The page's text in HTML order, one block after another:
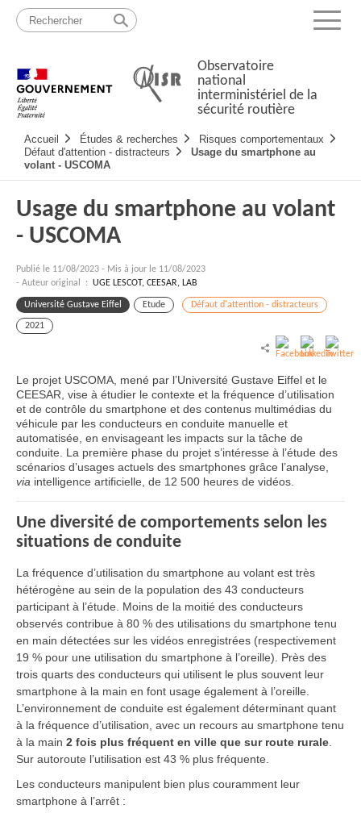
Passer
contenu
Menu
Observatoire
national
interministériel de la
sécurité routière
principale
Accueil Études & recherches
Risques comportementaux
Défaut d'attention - distracteurs
Usage du smartphone au
volant - USCOMA
Usage du smartphone au volant
- USCOMA
Publié le 11/08/2023 - Mis à jour le 11/08/2023
- Auteur original : UGE LESCOT, CEESAR, LAB
Université Gustave Eiffel Etude Défaut d'attention - distracteurs
2021
Le projet USCOMA, mené par l’Université Gustave Eiffel et le
CEESAR, vise à étudier le contexte et la fréquence d’utilisation
et de contrôle du smartphone et des contenus multimédias du
véhicule par les conducteurs en conduite manuelle et
automatisée, en envisageant les impacts sur la tâche de
conduite. La première phase du projet s’intéresse à l’étude des
scénarios d’usages actuels des smartphones grâce l’analyse,
via intelligence artificielle, de 12 500 heures de vidéos.
Une diversité de comportements selon les
situations de conduite
La fréquence d’utilisation du smartphone au volant est très
hétérogène au sein de la population des 43 conducteurs
participant à l’étude. Moins de la moitié des conducteurs
observés contribue à 80 % des utilisations du smartphone tenu
en main détectées sur les vidéos enregistrées (respectivement
19 % pour une utilisation du smartphone à l’oreille). Près des
trois quarts des conducteurs qui utilisent le plus souvent leur
smartphone à la main en font usage également à l’oreille.
L’environnement de conduite est également déterminant quant
à la fréquence d’utilisation, avec un recours au smartphone tenu
à la main 2 fois plus fréquent en ville que sur route rurale
Sur autoroute l’utilisation est 43 % plus fréquente.
Les conducteurs manipulent bien plus couramment leur
smartphone à l’arrêt :